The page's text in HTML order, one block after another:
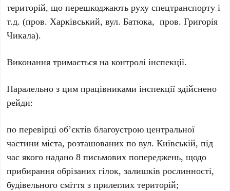
територій, що перешкоджають руху спецтранспорту і
т.д. (пров. Харківський, вул. Батюка, пров. Григорія
Чикала).
Виконання тримається на контролі інспекції.
Паралельно з цим працівниками інспекції здійснено
рейди:
по перевірці об’єктів благоустрою центральної
частини міста, розташованих по вул. Київській, під
час якого надано 8 письмових попереджень, щодо
прибирання обрізаних гілок, залишків рослинності,
будівельного сміття з прилеглих територій;